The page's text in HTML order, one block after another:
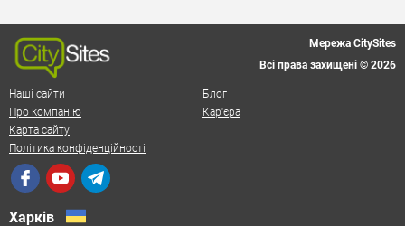
Мережа CitySites
Всі права захищені © 2026
Наші сайти
Блог
Про компанію
Кар'єра
Карта сайту
Політика конфіденційності
Харків